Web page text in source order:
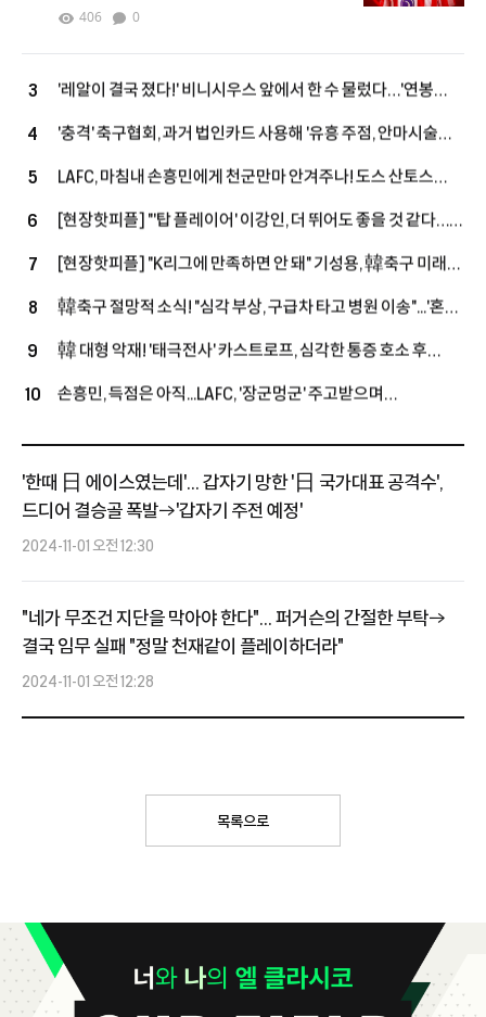
하이재킹 노린다!
406 0
3
'레알이 결국 졌다!' 비니시우스 앞에서 한 수 물렀다…'연봉
4
'충격' 축구협회, 과거 법인카드 사용해 '유흥 주점, 안마시술소,
5
LAFC, 마침내 손흥민에게 천군만마 안겨주나! 도스 산토스
+3명 정리, 슈퍼스타 영입할까
6
[현장핫피플] "'탑 플레이어' 이강인, 더 뛰어도 좋을 것 같다…
상대하는 건 좋은 경험" 아틀레티코전 앞둔 누네스, LEE 향해
'호평'
7
[현장핫피플] "K리그에 만족하면 안 돼" 기성용, 韓축구 미래
손정범 향해 진심 어린 조언 "오늘 경기 통해 많이 느꼈을 것"
8
韓축구 절망적 소식! "심각 부상, 구급차 타고 병원 이송"...'혼혈
국가대표' 옌스, 복귀전서 또 쓰러졌다
9
韓 대형 악재! '태극전사' 카스트로프, 심각한 통증 호소 후
10
손흥민, 득점은 아직...LAFC, '장군멍군' 주고받으며
'한때 日 에이스였는데'... 갑자기 망한 '日 국가대표 공격수',
드디어 결승골 폭발→'갑자기 주전 예정'
2024-11-01 오전 12:30
"네가 무조건 지단을 막아야 한다"... 퍼거슨의 간절한 부탁→
결국 임무 실패 "정말 천재같이 플레이하더라"
2024-11-01 오전 12:28
목록으로